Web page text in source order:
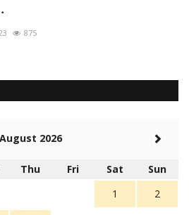
875
August 2026
Thu Fri Sat
Sun
1
2